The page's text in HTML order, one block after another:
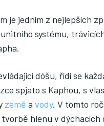
je jedním z nejlepších
systému,
dóšu, řídí se
spjato s Kaphou, s
země a vody. V tomto
hlenu v dýchacích